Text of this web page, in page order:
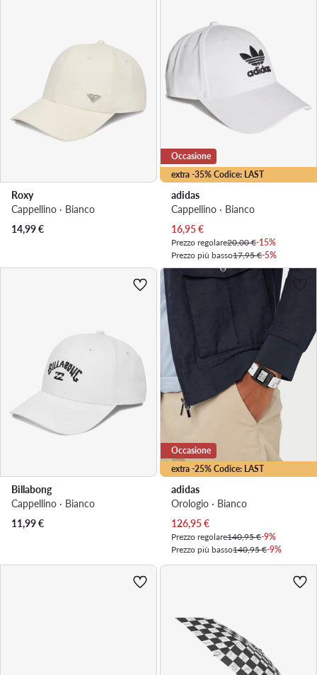
Roxy
Cappellino · Bianco
14,99€
extra -35% Codice: LAST
Occasione
adidas
Cappellino · Bianco
Prezzo attuale
16,95€
Prezzo regolare20,00 €-15%
Prezzo più basso17,95 €-5%
Billabong
Cappellino · Bianco
11,99€
extra -25% Codice: LAST
Occasione
adidas
Orologio · Bianco
Prezzo attuale
126,95€
Prezzo regolare140,95 €-9%
Prezzo più basso140,95 €-9%